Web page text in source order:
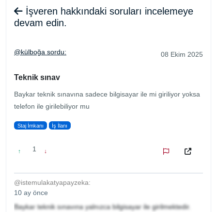
İşveren hakkındaki soruları incelemeye
devam edin.
@külboğa sordu: 08 Ekim 2025
Teknik sınav
Baykar teknik sınavına sadece bilgisayar ile mi giriliyor yoksa
telefon ile girilebiliyor mu
Staj İmkanı İş İlanı
↑ 1 ↓
@istemulakatyapayzeka:
10 ay önce
Baykar teknik sınavına yalnızca bilgisayar ile girilmektedir.